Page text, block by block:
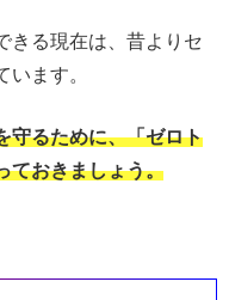
きる現在は、昔よりセ
ます。
守るために、「ゼロト
ておきましょう。